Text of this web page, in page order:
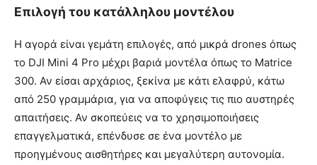
Επιλογή του κατάλληλου μοντέλου
Η αγορά είναι γεμάτη επιλογές, από μικρά drones όπως
το DJI Mini 4 Pro μέχρι βαριά μοντέλα όπως το Matrice
300. Αν είσαι αρχάριος, ξεκίνα με κάτι ελαφρύ, κάτω
από 250 γραμμάρια, για να αποφύγεις τις πιο αυστηρές
απαιτήσεις. Αν σκοπεύεις να το χρησιμοποιήσεις
επαγγελματικά, επένδυσε σε ένα μοντέλο με
προηγμένους αισθητήρες και μεγαλύτερη αυτονομία.